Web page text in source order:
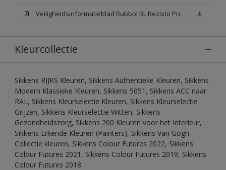
Veiligheidsinformatieblad Rubbol BL Rezisto Primer W05 (MSDS)
Kleurcollectie
Sikkens RIJKS Kleuren, Sikkens Authentieke Kleuren, Sikkens
Modern Klassieke Kleuren, Sikkens 5051, Sikkens ACC naar
RAL, Sikkens Kleurselectie Kleuren, Sikkens Kleurselectie
Grijzen, Sikkens Kleurselectie Witten, Sikkens
Gezondheidszorg, Sikkens 200 Kleuren voor het Interieur,
Sikkens Erkende Kleuren (Painters), Sikkens Van Gogh
Collectie kleuren, Sikkens Colour Futures 2022, Sikkens
Colour Futures 2021, Sikkens Colour Futures 2019, Sikkens
Colour Futures 2018